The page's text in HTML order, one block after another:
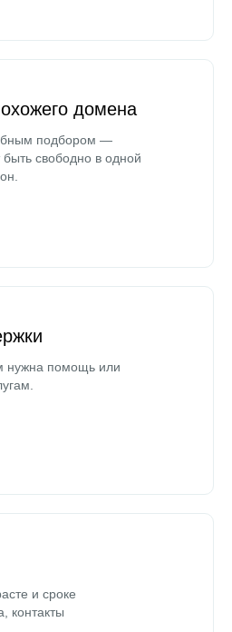
домена
подбором —
свободно в одной
нужна помощь или
и сроке
контакты